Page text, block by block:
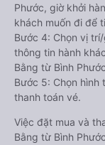
Phước, giờ khởi
khách muốn đi để
Bước 4: Chọn vị
thông tin hành
Bằng từ Bình Phước
Bước 5: Chọn hình
thanh toán vé.
Việc đặt mua và
Bằng từ Bình